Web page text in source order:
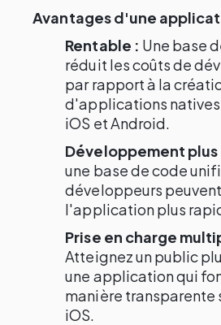
Avantages d'une
Rentable : Une base
réduit les coûts de
par rapport à la
d'applications
iOS et Android.
Développement plus
une base de code
développeurs
l'application plus
Prise en charge
Atteignez un public
une application qui
manière transparente
iOS.